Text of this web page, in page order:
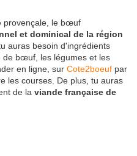
provençale, le bœuf
et dominical de la région
auras besoin d'ingrédients
de bœuf, les légumes et les
en ligne, sur Cote2boeuf par
les courses. De plus, tu auras
de la viande française de